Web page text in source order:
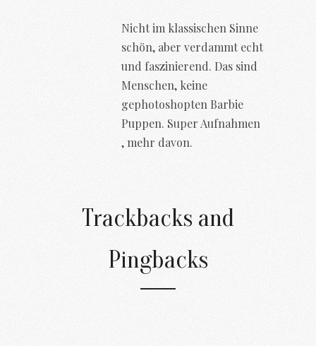
Nicht im klassischen Sinne
schön, aber verdammt echt
und faszinierend. Das sind
Menschen, keine
gephotoshopten Barbie
Puppen. Super Aufnahmen
, mehr davon.
Trackbacks and
Pingbacks